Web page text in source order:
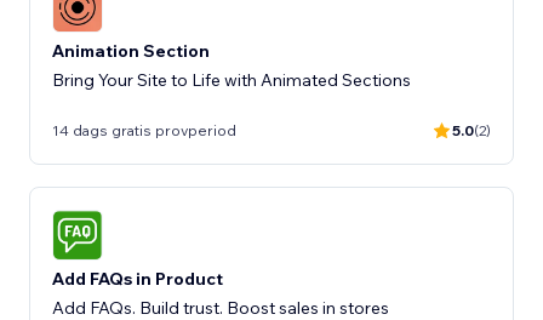
Animation Section
Bring Your Site to Life with Animated Sections
14 dags gratis provperiod 5.0(2)
Add FAQs in Product
Add FAQs. Build trust. Boost sales in stores